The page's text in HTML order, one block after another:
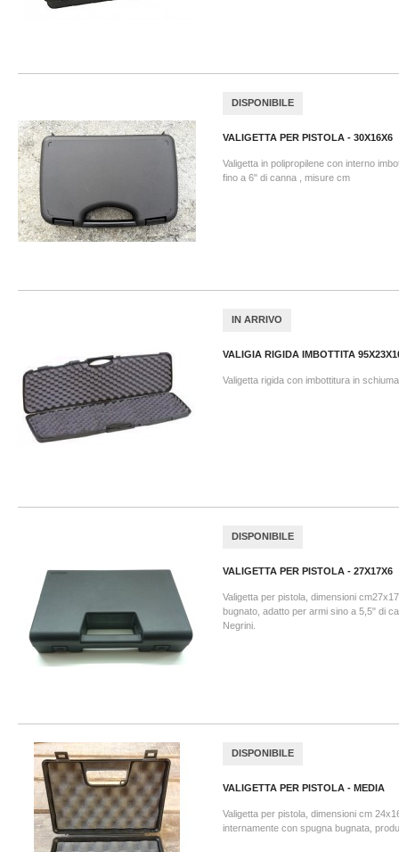
DISPONIBILE
VALIGETTA PER PISTOLA - 30X16X6
Valigetta in polipropilene con interno
fino a 6" di canna , misure cm
IN ARRIVO
VALIGIA RIGIDA IMBOTTITA
Valigetta rigida con imbottitura in
DISPONIBILE
VALIGETTA PER PISTOLA - 27X17X6
Valigetta per pistola, dimensioni
bugnato, adatto per armi sino a 5,5" di
Negrini.
DISPONIBILE
VALIGETTA PER PISTOLA - MEDIA
Valigetta per pistola, dimensioni cm
internamente con spugna bugnata,